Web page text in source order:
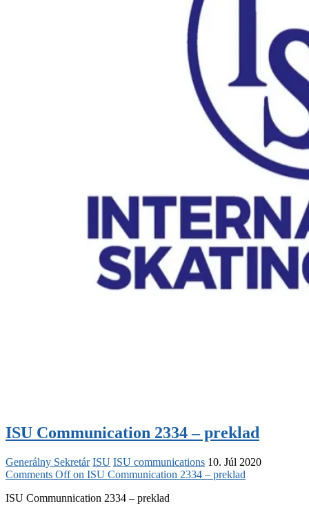
ISU Communication 2334 – preklad
Generálny Sekretár ISU ISU communications 10. Júl 2020
Comments Offon ISU Communication 2334 – preklad
ISU Communnication 2334 – preklad